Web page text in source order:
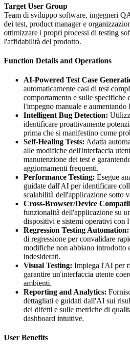
Target User Group
Team di sviluppo software, ingegneri
dei test, product manager e
ottimizzare i propri processi di testing
l'affidabilità del prodotto.
Function Details and Operations
AI-Powered Test Case
automaticamente casi di test
comportamento e sulle specifiche
l'impegno manuale e aumentando
Intelligent Bug Detection:
identificare proattivamente
prima che si manifestino come
Self-Healing Tests: Adatta
alle modifiche dell'interfaccia
manutenzione dei test e
aggiornamenti frequenti.
Performance Testing: Esegue
guidate dall'AI per identificare
scalabilità dell'applicazione sotto
Cross-Browser/Device
funzionalità dell'applicazione su
dispositivi e sistemi operativi con
Regression Testing Automation:
di regressione per convalidare
modifiche non abbiano introdotto
indesiderati.
Visual Testing: Impiega l'AI per
garantire un'interfaccia utente
ambienti.
Reporting and Analytics:
dettagliati e guidati dall'AI sui
dei difetti e sulle metriche di
dashboard intuitive.
User Benefits